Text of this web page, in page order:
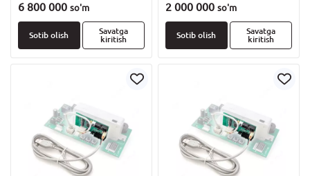
6 800 000 so'm
Sotib olish
Savatga
kiritish
2 000 000 so'm
Sotib olish
Savatga
kiritish